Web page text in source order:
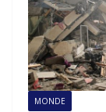
MONDE